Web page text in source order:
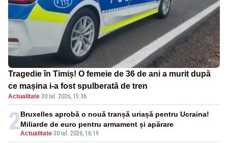
Tragedie în Timiș! O femeie de 36 de ani a murit după
ce mașina i-a fost spulberată de tren
Actualitate·30 iul. 2026, 15:36
2Actualitate-30 iul. 2026, 16:19
Bruxelles aprobă o nouă tranșă uriașă pentru Ucraina!
Miliarde de euro pentru armament și apărare